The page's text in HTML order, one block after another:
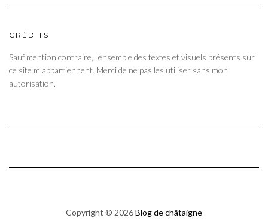
CRÉDITS
Sauf mention contraire, l'ensemble des textes et visuels présents sur
ce site m'appartiennent. Merci de ne pas les utiliser sans mon
autorisation.
Copyright © 2026Blog de châtaigne